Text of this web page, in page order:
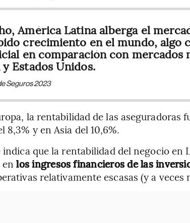
América Latina alberga el
crecimiento en el mundo, algo
en comparación con mercados
Estados Unidos.
Seguros 2023
la rentabilidad de las aseguradoras
8,3% y en Asia del 10,6%.
que la rentabilidad del negocio en
los ingresos financieros de las
relativamente escasas (y a veces